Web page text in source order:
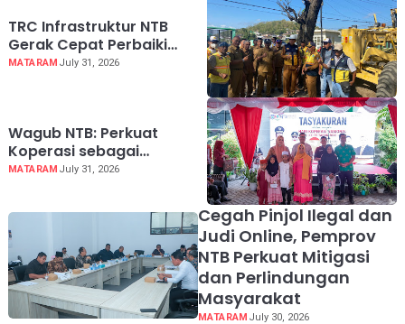
TRC Infrastruktur NTB
Gerak Cepat Perbaiki
Akses RSUD Sering
MATARAM July 31, 2026
Wagub NTB: Perkuat
Koperasi sebagai
Penggerak Ekonomi
MATARAM July 31, 2026
Cegah Pinjol Ilegal dan
Judi Online, Pemprov
NTB Perkuat Mitigasi
dan Perlindungan
Masyarakat
MATARAM July 30, 2026